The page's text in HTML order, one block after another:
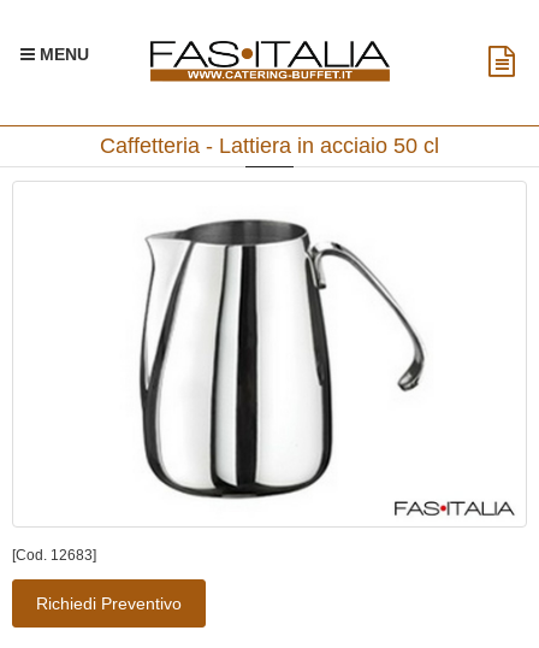
MENU
Caffetteria - Lattiera in acciaio 50 cl
[Cod. 12683]
Richiedi Preventivo